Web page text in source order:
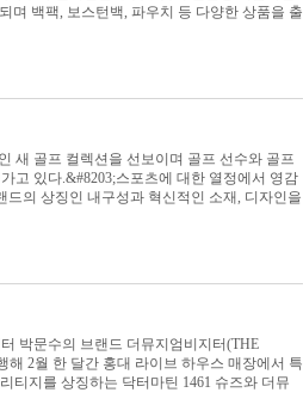
며 백팩, 보스턴백, 파우치 등 다양한 상품을 출
새 골프 컬렉션을 선보이며 골프 선수와 골프
고 있다.&#8203;스포츠에 대한 열정에서 영감
의 상징인 내구성과 혁신적인 소재, 디자인을
박문수의 브랜드 더뮤지엄비지터(THE
해 2월 한 달간 홍대 라이브 하우스 매장에서 특
티지를 상징하는 닥터마틴 1461 슈즈와 더뮤